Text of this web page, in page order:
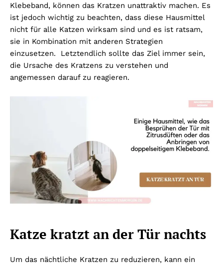
Klebeband, können das Kratzen unattraktiv machen. Es
ist jedoch wichtig zu beachten, dass diese Hausmittel
nicht für alle Katzen wirksam sind und es ist ratsam,
sie in Kombination mit anderen Strategien
einzusetzen. Letztendlich sollte das Ziel immer sein,
die Ursache des Kratzens zu verstehen und
angemessen darauf zu reagieren.
Katze kratzt an der Tür nachts
Um das nächtliche Kratzen zu reduzieren, kann ein